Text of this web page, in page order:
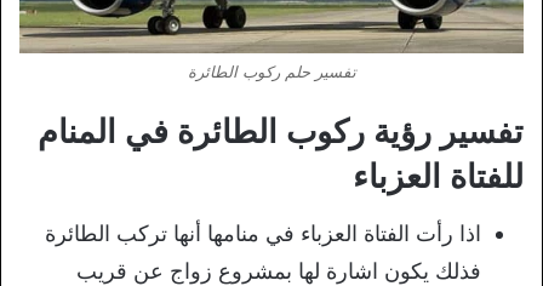
تفسير حلم ركوب الطائرة
تفسير رؤية ركوب الطائرة في المنام
للفتاة العزباء
اذا رأت الفتاة العزباء في منامها أنها تركب الطائرة
فذلك يكون اشارة لها بمشروع زواج عن قريب